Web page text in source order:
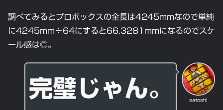
調べてみるとプロボックスの全長は4245mmなので単純
に4245mm÷64にすると66.3281mmになるのでスケ
ール感は◎。
satoshi
完璧じゃん。